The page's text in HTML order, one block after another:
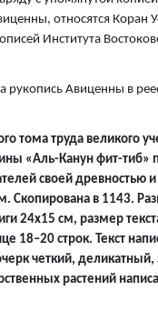
относятся Коран
Института
рукопись Авиценны в
тома труда великого
«Аль-Канун фит-тиб»
своей древностью и
Скопирована в 1143.
24х15 см, размер
18–20 строк. Текст
четкий, деликатный,
растений